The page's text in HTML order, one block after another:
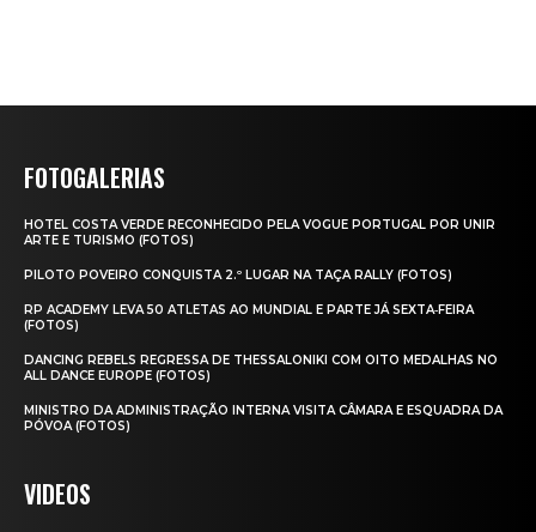
FOTOGALERIAS
HOTEL COSTA VERDE RECONHECIDO PELA VOGUE PORTUGAL POR UNIR
ARTE E TURISMO (FOTOS)
PILOTO POVEIRO CONQUISTA 2.º LUGAR NA TAÇA RALLY (FOTOS)
RP ACADEMY LEVA 50 ATLETAS AO MUNDIAL E PARTE JÁ SEXTA‑FEIRA
(FOTOS)
DANCING REBELS REGRESSA DE THESSALONIKI COM OITO MEDALHAS NO
ALL DANCE EUROPE (FOTOS)
MINISTRO DA ADMINISTRAÇÃO INTERNA VISITA CÂMARA E ESQUADRA DA
PÓVOA (FOTOS)
VIDEOS